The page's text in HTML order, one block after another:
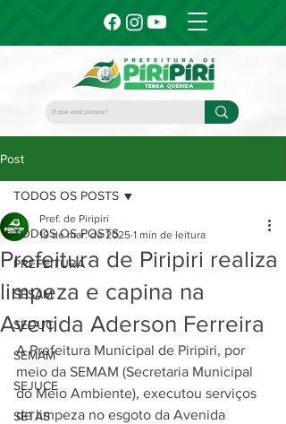
Post
TODOS OS POSTS
PREFEITURA
SESAM
SEDUC
SEMAM
SEJUCE
SETAS
TODOS OS POSTS
Prefeitura de Piripiri realiza
limpeza e capina na
Avenida Aderson Ferreira
Pref. de Piripiri
19 de mar. de 2025 1 min de leitura
A Prefeitura Municipal de Piripiri, por
meio da SEMAM (Secretaria Municipal
do Meio Ambiente), executou serviços
de limpeza no esgoto da Avenida